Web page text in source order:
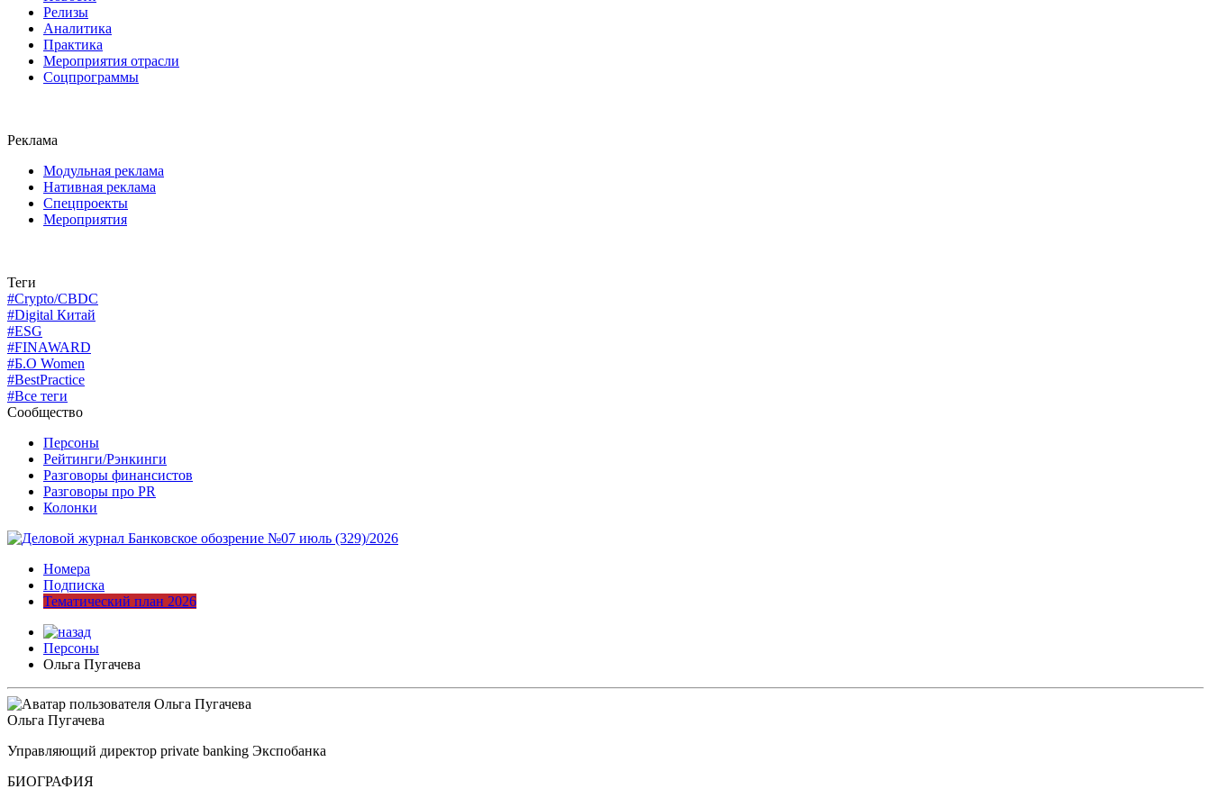
Релизы
Аналитика
Практика
Мероприятия отрасли
Соцпрограммы
Реклама
Модульная реклама
Нативная реклама
Спецпроекты
Мероприятия
Теги
#Crypto/CBDC
#Digital Китай
#ESG
#FINAWARD
#Б.О Women
#BestPractice
#Все теги
Сообщество
Персоны
Рейтинги/Рэнкинги
Разговоры финансистов
Разговоры про PR
Колонки
Номера
Подписка
Тематический план 2026
Персоны
Ольга Пугачева
Ольга Пугачева
Управляющий директор private banking Экспобанка
БИОГРАФИЯ